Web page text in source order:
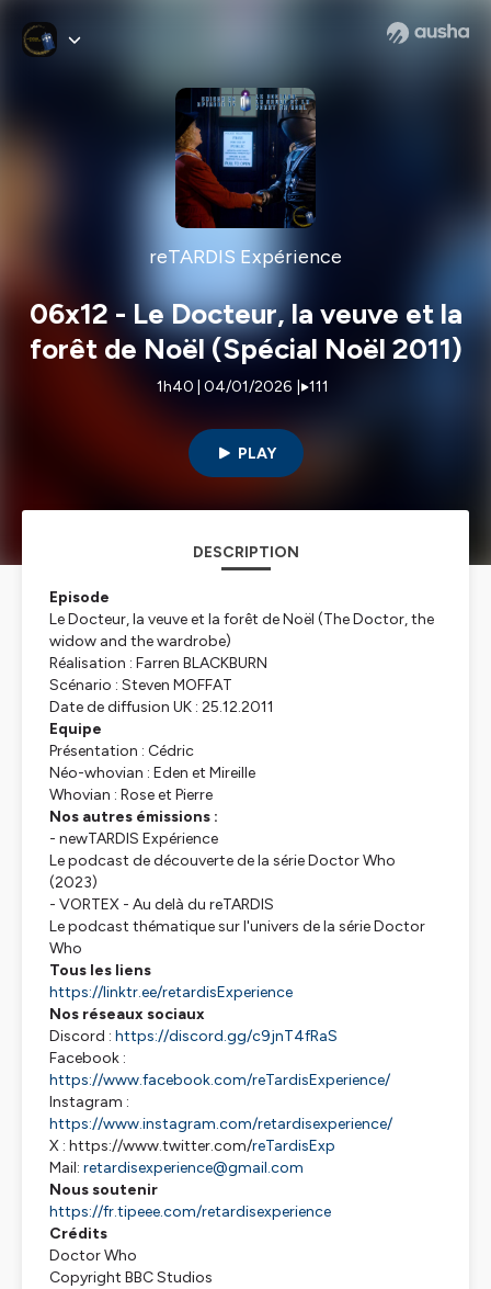
reTARDIS Expérience
06x12 - Le Docteur, la veuve et la
forêt de Noël (Spécial Noël 2011)
1h40 | 04/01/2026 111
PLAY
DESCRIPTION
Episode
Le Docteur, la veuve et la forêt de Noël (The Doctor, the
widow and the wardrobe)
Réalisation : Farren BLACKBURN
Scénario : Steven MOFFAT
Date de diffusion UK : 25.12.2011
Equipe
Présentation : Cédric
Néo-whovian : Eden et Mireille
Whovian : Rose et Pierre
Nos autres émissions :
- newTARDIS Expérience
Le podcast de découverte de la série Doctor Who
(2023)
- VORTEX - Au delà du reTARDIS
Le podcast thématique sur l'univers de la série Doctor
Who
Tous les liens
https://linktr.ee/retardisExperience
Nos réseaux sociaux
Discord : https://discord.gg/c9jnT4fRaS
Facebook :
https://www.facebook.com/reTardisExperience/
Instagram :
https://www.instagram.com/retardisexperience/
X : https://www.twitter.com/reTardisExp
Mail: retardisexperience@gmail.com
Nous soutenir
https://fr.tipeee.com/retardisexperience
Crédits
Doctor Who
Copyright BBC Studios